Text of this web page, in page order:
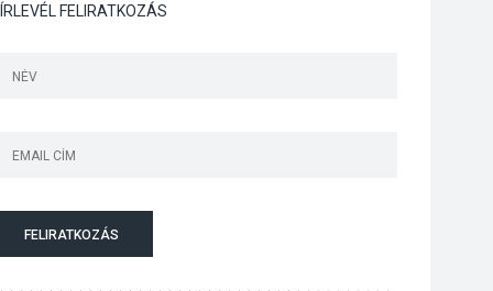
FELIRATKOZÁS
FELIRATKOZÁS